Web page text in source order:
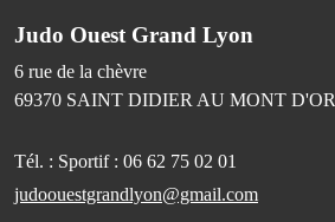
Judo Ouest Grand Lyon
6 rue de la chèvre
69370 SAINT DIDIER AU MONT D'OR
Tél. : Sportif : 06 62 75 02 01
judoouestgrandlyon@gmail.com